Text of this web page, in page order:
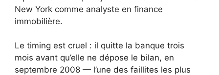
New York comme analyste en finance
immobilière.
Le timing est cruel : il quitte la banque trois
mois avant qu’elle ne dépose le bilan, en
septembre 2008 — l’une des faillites les plus